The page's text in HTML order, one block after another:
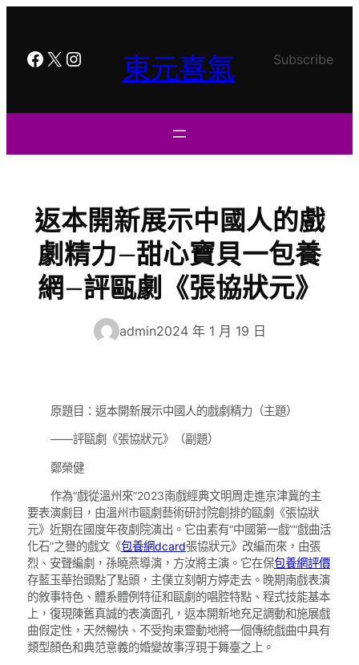
容
Facebook
X Instagram東元喜氣 Subscribe
返本開新展示中國人的戲
劇精力—甜心寶貝一包養
網—評甌劇《張協狀元》
admin2024 年 1 月 19 日
原題目：返本開新展示中國人的戲劇精力（主題）
——評甌劇《張協狀元》（副題）
鄭榮健
作為“戲從溫州來”2023南戲經典文明周走進京津冀的主
要表演劇目，由溫州市甌劇藝術研討院創排的甌劇《張協狀
元》近期在國度年夜劇院演出。它由素有“中國第一戲”“戲曲活
化石”之譽的戲文《包養網dcard張協狀元》改編而來，由張
烈、安聲編劇，孫曉燕導演，方汝將主演。它在保包養網評價
存藍玉華抬頭點了點頭，主僕立刻朝方婷走去。晚期南戲表演
的敘事特色、體系體例特征和甌劇的唱腔特點、程式技能基本
上，復現陳舊真誠的表演面孔，返本開新地充足調動和施展戲
曲假定性，天然暢快、不受拘束靈動地將一個傳統戲曲中具有
類型顏色和典范意義的婚變故事浮現于舞臺之上。